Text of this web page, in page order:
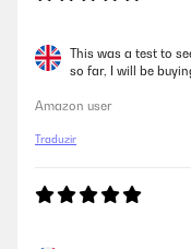
This was a test to
so far, I will be
Amazon user
Traduzir